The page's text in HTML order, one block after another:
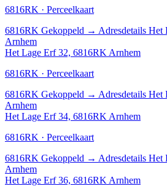
6816RK · Perceelkaart
6816RK Gekoppeld → Adresdetails
Arnhem
Het Lage Erf 32, 6816RK Arnhem
6816RK · Perceelkaart
6816RK Gekoppeld → Adresdetails
Arnhem
Het Lage Erf 34, 6816RK Arnhem
6816RK · Perceelkaart
6816RK Gekoppeld → Adresdetails
Arnhem
Het Lage Erf 36, 6816RK Arnhem